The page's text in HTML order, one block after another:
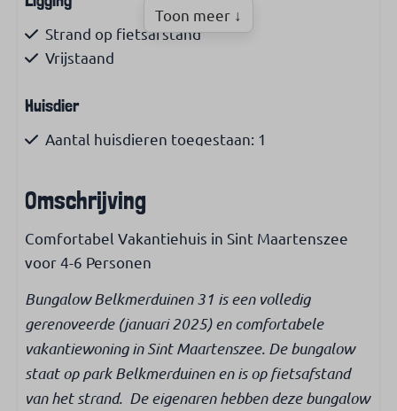
Strand op fietsafstand
Vrijstaand
Huisdier
Aantal huisdieren toegestaan: 1
Woonruimte
Woonoppervlakte (m²): 73
Roken niet toegestaan
Filter koffiezetapparaat
Senseo
Waterkoker
Toon meer ↓
Omschrijving
Comfortabel Vakantiehuis in Sint Maartenszee
voor 4-6 Personen
Bungalow Belkmerduinen 31 is een volledig
gerenoveerde (januari 2025) en comfortabele
vakantiewoning in Sint Maartenszee. De bungalow
staat op park Belkmerduinen en is op fietsafstand
van het strand. De eigenaren hebben deze bungalow